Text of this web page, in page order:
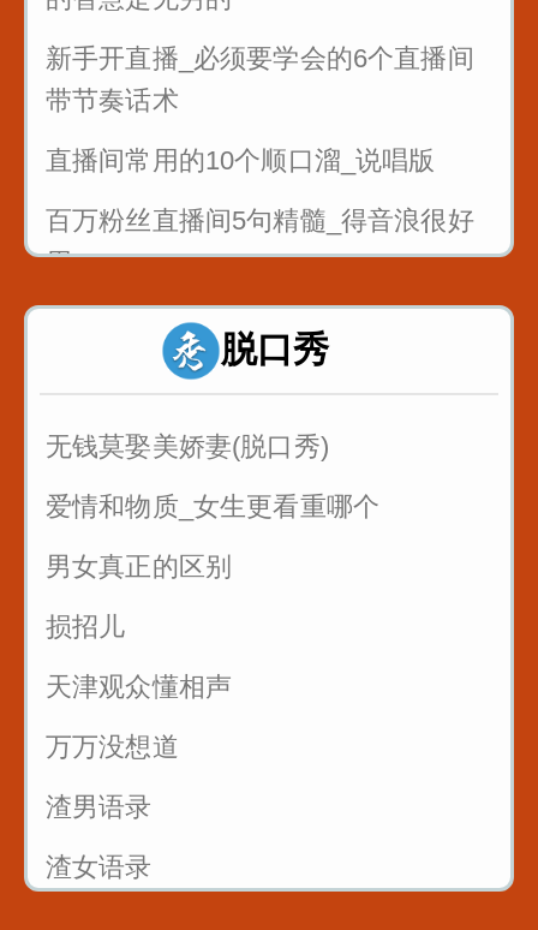
新手开直播_必须要学会的6个直播间
带节奏话术
直播间常用的10个顺口溜_说唱版
百万粉丝直播间5句精髓_得音浪很好
用
反复练习1w遍_主播基本功_直播话术
反复练习1w遍_主播基本功_直播话术
2
反复练习1w遍_主播基本功_直播话术
3
反复练习1w遍_主播基本功_直播话术
4
反复练习1w遍_主播基本功_直播话术
脱口秀
无钱莫娶美娇妻(脱口秀)
爱情和物质_女生更看重哪个
男女真正的区别
损招儿
天津观众懂相声
万万没想道
渣男语录
渣女语录